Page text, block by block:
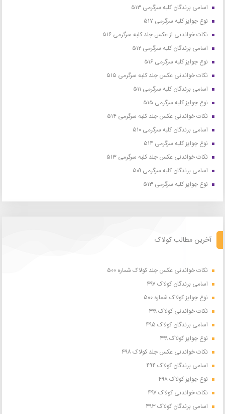
اسامی برندگان کلبه سرگرمی ۵۱۳
نوع جوایز کلبه سرگرمی ۵۱۷
نکات خواندنی از عکس جلد کلبه سرگرمی ۵۱۶
اسامی برندگان کلبه سرگرمی ۵۱۲
نوع جوایز کلبه سرگرمی ۵۱۶
نکات خواندنی عکس جلد کلبه سرگرمی ۵۱۵
اسامی برندگان کلبه سرگرمی ۵۱۱
نوع جوایز کلبه سرگرمی ۵۱۵
نکات خواندنی عکس جلد کلبه سرگرمی ۵۱۴
اسامی برندگان کلبه سرگرمی ۵۱۰
نوع جوایز کلبه سرگرمی ۵۱۴
نکات خواندنی عکس جلد کلبه سرگرمی ۵۱۳
اسامی برندگان کلبه سرگرمی ۵۰۹
نوع جوایز کلبه سرگرمی ۵۱۳
آخرین مطالب کولاک
نکات خواندنی عکس جلد کولاک شماره ۵۰۰
اسامی برندگان کولاک ۴۹۷
نوع جوایز کولاک شماره ۵۰۰
نکات خواندنی کولاک ۴۹۹
اسامی برندگان کولاک ۴۹۵
نوع جوایز کولاک ۴۹۹
نکات خواندنی عکس جلد کولاک ۴۹۸
اسامی برندگان کولاک ۴۹۴
نوع جوایز کولاک ۴۹۸
نکات خواندنی کولاک ۴۹۷
اسامی برندگان کولاک ۴۹۳